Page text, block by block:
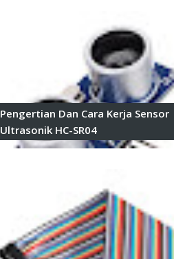
Pengertian Dan Cara Kerja Sensor
Ultrasonik HC-SR04